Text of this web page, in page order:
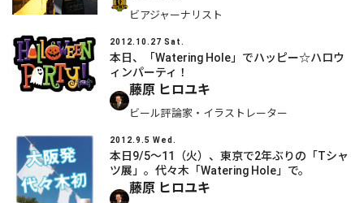
ビアジャーナリスト
2012.10.27 Sat.
本日、「Watering Hole」でハッピー☆ハロウ
ィンパーティ！
藤原 ヒロユキ
ビール評論家・イラストレーター
2012.9.5 Wed.
本日9/5～11（火）、東京で2年ぶりの「Tシャ
ツ展」。代々木「Watering Hole」で。
藤原 ヒロユキ